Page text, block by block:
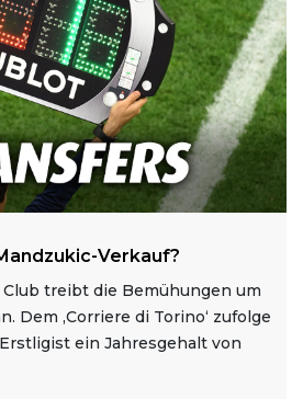
Verkauf?
Club treibt die Bemühungen um
Dem ‚Corriere di Torino‘ zufolge
ein Jahresgehalt von